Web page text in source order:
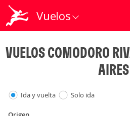
Vuelos
VUELOS COMODORO
AIRES
Ida y vuelta Solo ida